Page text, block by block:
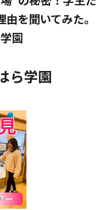
を聞いてみた。
園
ら学園